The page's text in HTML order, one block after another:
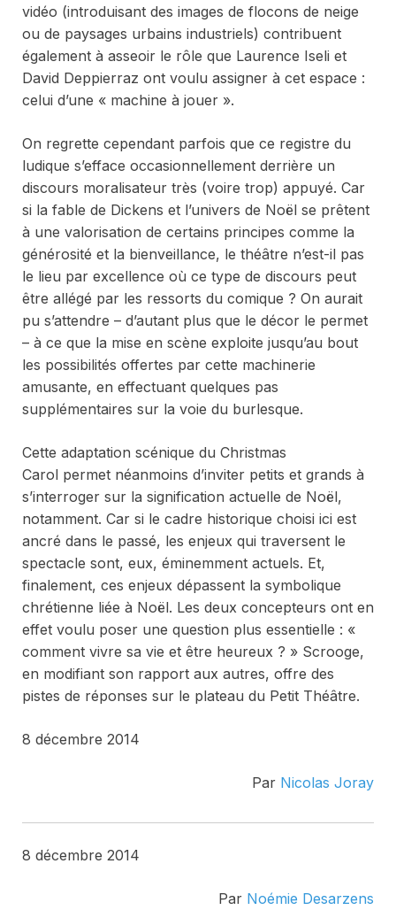
vidéo (introduisant des images de flocons de neige
ou de paysages urbains industriels) contribuent
également à asseoir le rôle que Laurence Iseli et
David Deppierraz ont voulu assigner à cet espace :
celui d’une « machine à jouer ».
On regrette cependant parfois que ce registre du
ludique s’efface occasionnellement derrière un
discours moralisateur très (voire trop) appuyé. Car
si la fable de Dickens et l’univers de Noël se prêtent
à une valorisation de certains principes comme la
générosité et la bienveillance, le théâtre n’est-il pas
le lieu par excellence où ce type de discours peut
être allégé par les ressorts du comique ? On aurait
pu s’attendre – d’autant plus que le décor le permet
– à ce que la mise en scène exploite jusqu’au bout
les possibilités offertes par cette machinerie
amusante, en effectuant quelques pas
supplémentaires sur la voie du burlesque.
Cette adaptation scénique du Christmas
Carol permet néanmoins d’inviter petits et grands à
s’interroger sur la signification actuelle de Noël,
notamment. Car si le cadre historique choisi ici est
ancré dans le passé, les enjeux qui traversent le
spectacle sont, eux, éminemment actuels. Et,
finalement, ces enjeux dépassent la symbolique
chrétienne liée à Noël. Les deux concepteurs ont en
effet voulu poser une question plus essentielle : «
comment vivre sa vie et être heureux ? » Scrooge,
en modifiant son rapport aux autres, offre des
pistes de réponses sur le plateau du Petit Théâtre.
8 décembre 2014
Par Nicolas Joray
8 décembre 2014
Par Noémie Desarzens